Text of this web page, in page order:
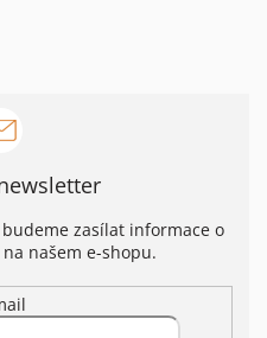
r
v
y
ý
p
s
u
zasílat informace o
našem e-shopu.